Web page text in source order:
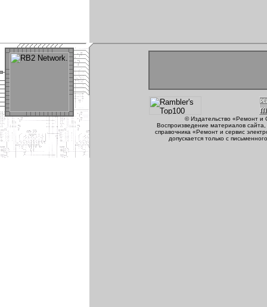
© Издательство «Ремонт
Воспроизведение материалов
справочника «Ремонт и сервис
допускается только с